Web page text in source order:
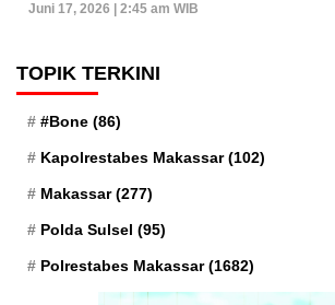
Juni 17, 2026 | 2:45 am WIB
TOPIK TERKINI
#Bone (86)
Kapolrestabes Makassar(102)
Makassar(277)
Polda Sulsel (95)
Polrestabes Makassar(1682)